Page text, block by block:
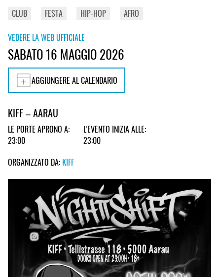
CLUB
FESTA HIP-HOP AFRO
VEDERE LA WEB UFFICIALE
SABATO 16 MAGGIO 2026
AGGIUNGERE AL CALENDARIO
KIFF – AARAU
LE PORTE APRONO A:
23:00
L'EVENTO INIZIA ALLE:
23:00
ORGANIZZATO DA: KIFF